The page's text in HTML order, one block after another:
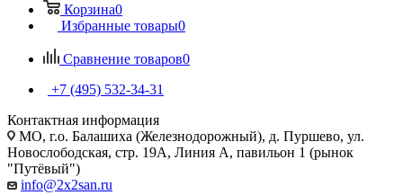
Корзина0
Избранные товары0
Сравнение товаров0
+7 (495) 532‑34‑31
Контактная информация
МО, г.о. Балашиха (Железнодорожный), д. Пуршево, ул.
Новослободская, стр. 19А, Линия А, павильон 1 (рынок
"Путёвый")
info@2x2san.ru